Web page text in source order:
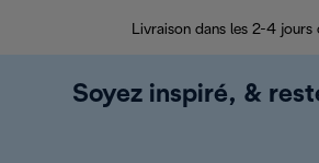
Livraison dans les 2-4 jours
Soyez inspiré, &